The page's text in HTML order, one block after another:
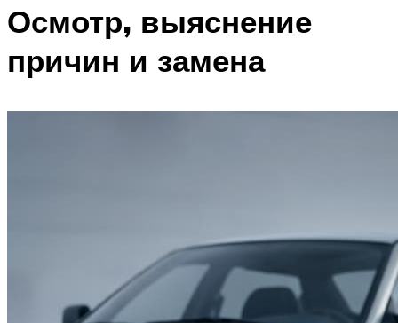
Осмотр, выяснение
причин и замена